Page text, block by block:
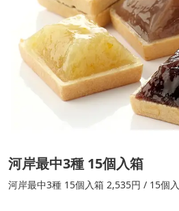
河岸最中3種 15個入箱
河岸最中3種 15個入箱 2,535円 / 15個入